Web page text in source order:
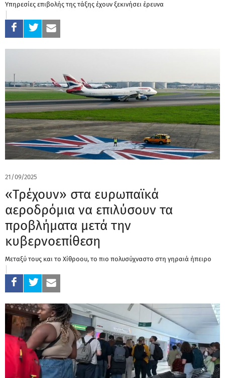
Υπηρεσίες επιβολής της τάξης έχουν ξεκινήσει έρευνα
21/09/2025
«Τρέχουν» στα ευρωπαϊκά
αεροδρόμια να επιλύσουν τα
προβλήματα μετά την
κυβερνοεπίθεση
Μεταξύ τους και το Χίθροου, το πιο πολυσύχναστο στη γηραιά ήπειρο